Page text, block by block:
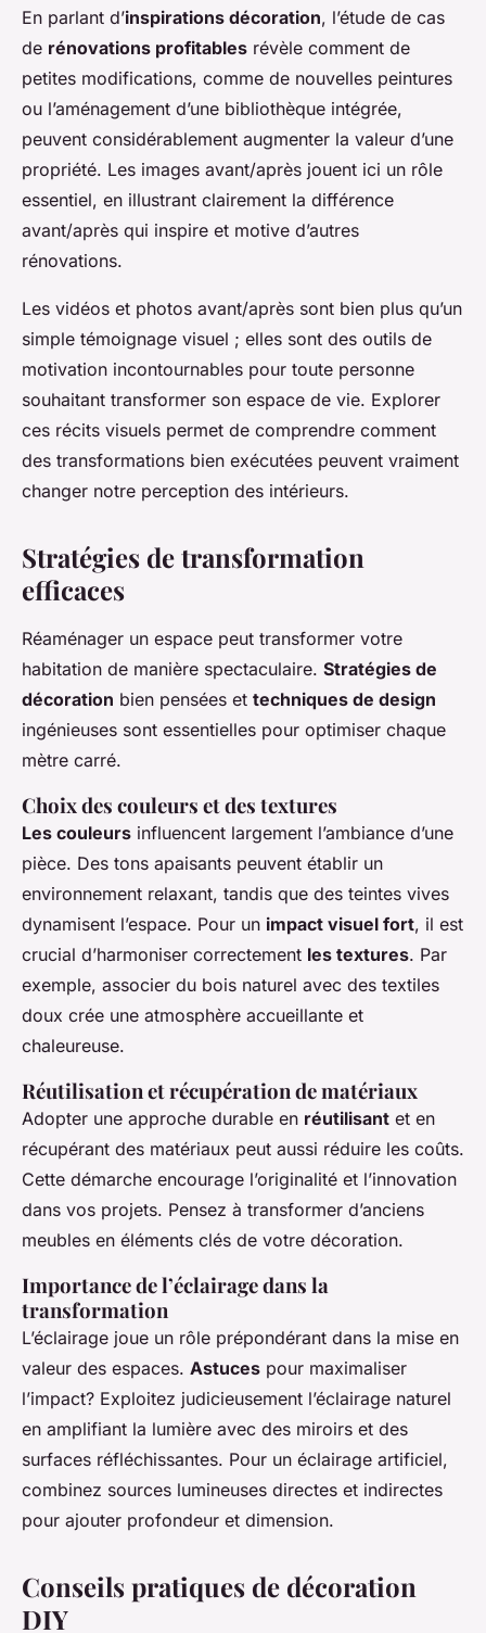
En parlant d’inspirations décoration, l’étude de cas
de rénovations profitables révèle comment de
petites modifications, comme de nouvelles peintures
ou l’aménagement d’une bibliothèque intégrée,
peuvent considérablement augmenter la valeur d’une
propriété. Les images avant/après jouent ici un rôle
essentiel, en illustrant clairement la différence
avant/après qui inspire et motive d’autres
rénovations.
Les vidéos et photos avant/après sont bien plus qu’un
simple témoignage visuel ; elles sont des outils de
motivation incontournables pour toute personne
souhaitant transformer son espace de vie. Explorer
ces récits visuels permet de comprendre comment
des transformations bien exécutées peuvent vraiment
changer notre perception des intérieurs.
Stratégies de transformation
efficaces
Réaménager un espace peut transformer votre
habitation de manière spectaculaire. Stratégies de
décoration bien pensées et techniques de design
ingénieuses sont essentielles pour optimiser chaque
mètre carré.
Choix des couleurs et des textures
Les couleurs influencent largement l’ambiance d’une
pièce. Des tons apaisants peuvent établir un
environnement relaxant, tandis que des teintes vives
dynamisent l’espace. Pour un impact visuel fort, il est
crucial d’harmoniser correctement les textures. Par
exemple, associer du bois naturel avec des textiles
doux crée une atmosphère accueillante et
chaleureuse.
Réutilisation et récupération de matériaux
Adopter une approche durable en réutilisant et en
récupérant des matériaux peut aussi réduire les coûts.
Cette démarche encourage l’originalité et l’innovation
dans vos projets. Pensez à transformer d’anciens
meubles en éléments clés de votre décoration.
Importance de l’éclairage dans la
transformation
L’éclairage joue un rôle prépondérant dans la mise en
valeur des espaces. Astuces pour maximaliser
l’impact? Exploitez judicieusement l’éclairage naturel
en amplifiant la lumière avec des miroirs et des
surfaces réfléchissantes. Pour un éclairage artificiel,
combinez sources lumineuses directes et indirectes
pour ajouter profondeur et dimension.
Conseils pratiques de décoration
DIY